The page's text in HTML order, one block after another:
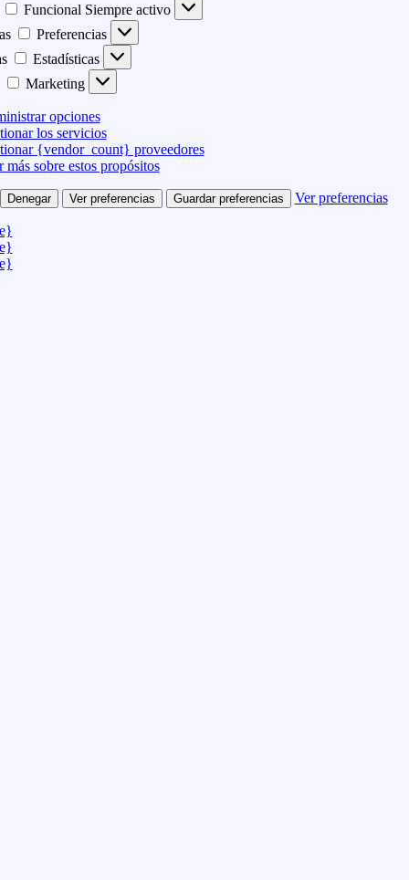
Funcional Siempre activo
Preferencias
Estadísticas
Marketing
opciones
los servicios
{vendor_count} proveedores
más sobre estos propósitos
Denegar Ver preferencias Guardar preferencias Ver preferencias